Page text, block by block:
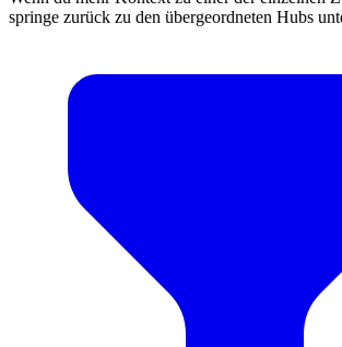
springe zurück zu den übergeordneten Hubs